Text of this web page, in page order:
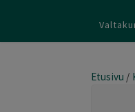
Etusivu /